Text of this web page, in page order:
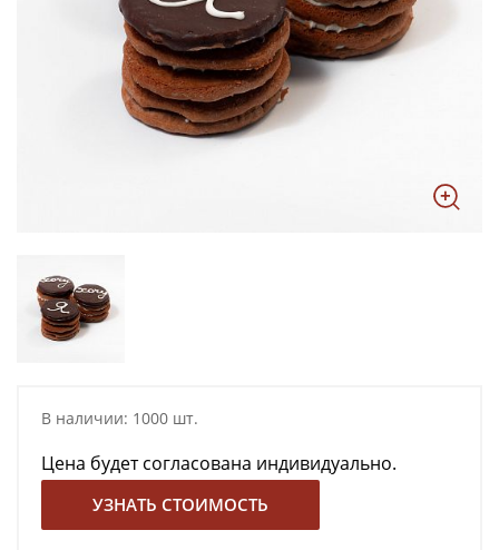
В наличии: 1000 шт.
Цена будет согласована индивидуально.
УЗНАТЬ СТОИМОСТЬ